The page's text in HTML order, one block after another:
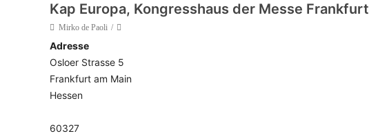
REGISTRIERUNG
VERANSTALTUNG
EINREICHEN
VERANSTALTUNGSORTE
Kap Europa, Kongresshaus der Messe Frankfurt
Mirko de Paoli
Adresse
Osloer Strasse 5
Frankfurt am Main
Hessen
60327